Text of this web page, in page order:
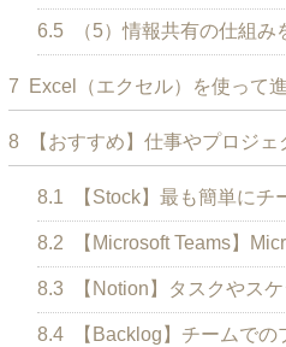
6.5 （5）情報共有の仕組み
7 Excel（エクセル）を使って
8 【おすすめ】仕事やプロジ
8.1 【Stock】最も簡単に
8.2 【Microsoft Teams】
8.3 【Notion】タスクやス
8.4 【Backlog】チームで